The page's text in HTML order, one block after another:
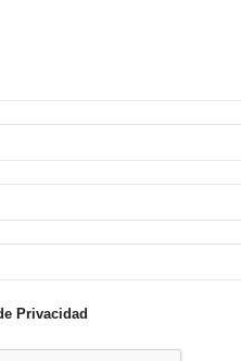
Privacidad